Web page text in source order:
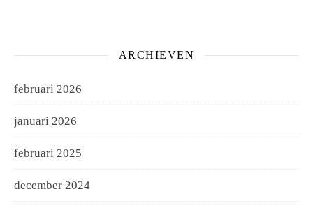
ARCHIEVEN
februari 2026
januari 2026
februari 2025
december 2024